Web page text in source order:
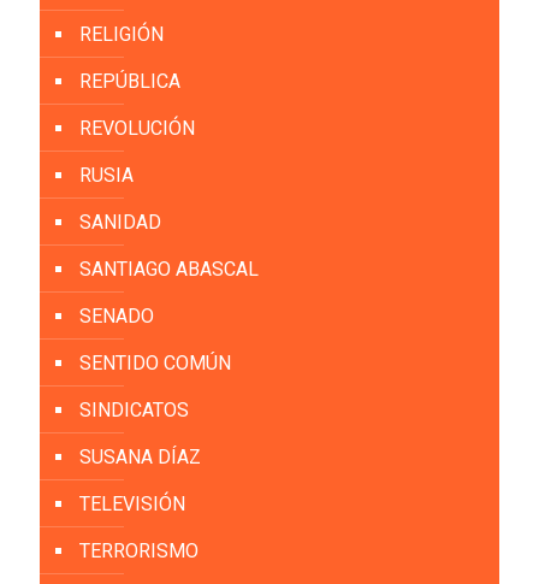
RELIGIÓN
REPÚBLICA
REVOLUCIÓN
RUSIA
SANIDAD
SANTIAGO ABASCAL
SENADO
SENTIDO COMÚN
SINDICATOS
SUSANA DÍAZ
TELEVISIÓN
TERRORISMO